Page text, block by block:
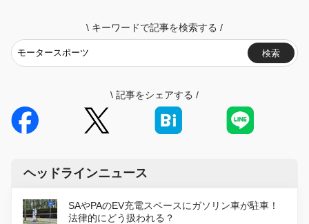
\ キーワードで記事を検索する /
検索
\ 記事をシェアする /
ヘッドラインニュース
SAやPAのEV充電スペースにガソリン車が駐車！
法律的にどう扱われる？